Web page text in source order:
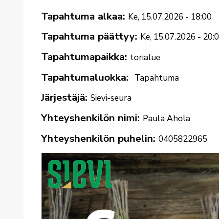
Tapahtuma alkaa Ke, 15.07.2026 - 18:00
Tapahtuma päättyy Ke, 15.07.2026 -
Tapahtumapaikka torialue
Tapahtumaluokka Tapahtuma
Järjestäjä Sievi-seura
Yhteyshenkilön nimi Paula Ahola
Yhteyshenkilön puhelin 0405822965